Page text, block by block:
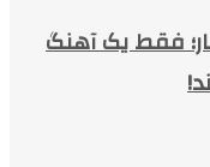
فقط یک آهنگ